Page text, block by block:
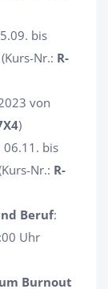
bis
Nr.: R-
von
)
06.11. bis
Nr.: R-
Beruf:
Uhr
Burnout